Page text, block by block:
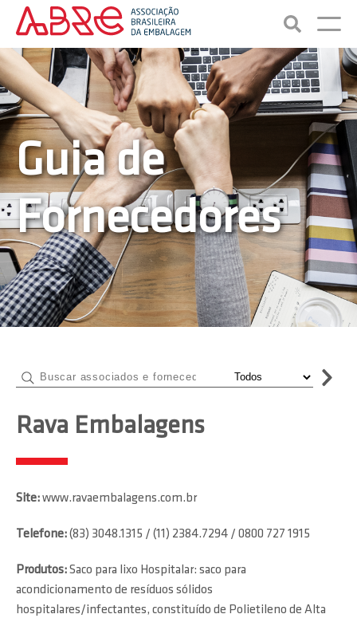
Guia de
Fornecedores
Rava Embalagens
Site:www.ravaembalagens.com.br
Telefone:(83) 3048.1315 / (11) 2384.7294 / 0800 727 1915
Produtos:Saco para lixo Hospitalar: saco para
acondicionamento de resíduos sólidos
hospitalares/infectantes, constituído de Polietileno de Alta